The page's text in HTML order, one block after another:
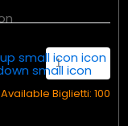
Available Biglietti: 100